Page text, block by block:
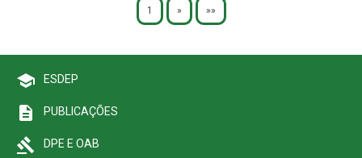
1 » »»
school ESDEP
description PUBLICAÇÕES
gavel DPE E OAB